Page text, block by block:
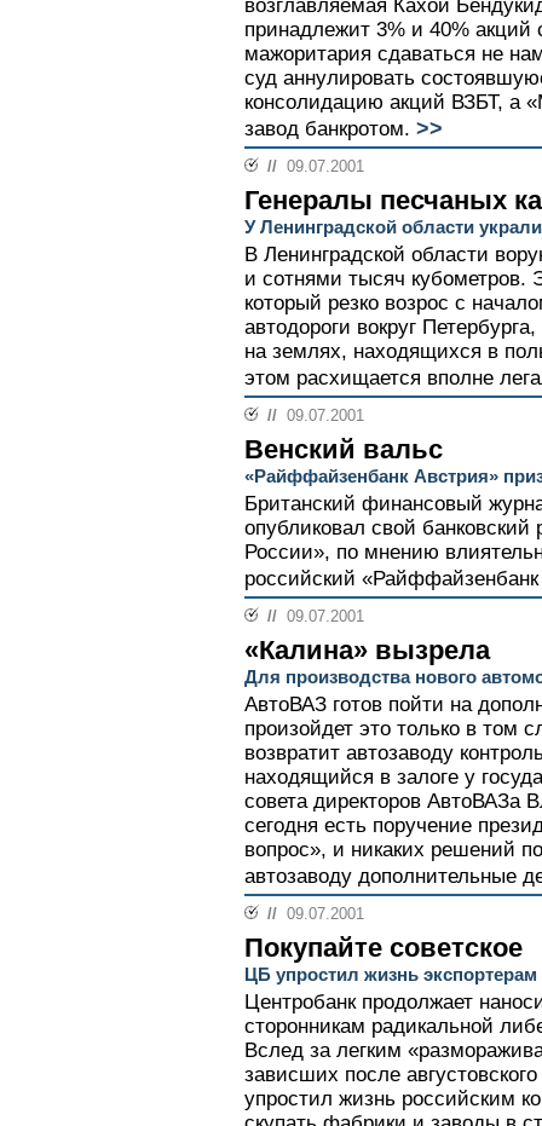
возглавляемая Кахой
принадлежит 3% и 40% акций
мажоритария сдаваться не
суд аннулировать
консолидацию акций ВЗБТ, а
завод банкротом. >>
// 09.07.2001
Генералы песчаных
У Ленинградской области
В Ленинградской области
и сотнями тысяч кубометров.
который резко возрос с
автодороги вокруг
на землях, находящихся в
этом расхищается вполне
// 09.07.2001
Венский вальс
«Райффайзенбанк Австрия»
Британский финансовый
опубликовал свой
России», по мнению
российский
// 09.07.2001
«Калина» вызрела
Для производства нового
АвтоВАЗ готов пойти на
произойдет это только в том
возвратит автозаводу
находящийся в залоге у
совета директоров АвтоВАЗа
сегодня есть поручение
вопрос», и никаких решений
автозаводу дополнительные
// 09.07.2001
Покупайте советское
ЦБ упростил жизнь экспортерам
Центробанк продолжает
сторонникам радикальной
Вслед за легким
зависших после
упростил жизнь российским